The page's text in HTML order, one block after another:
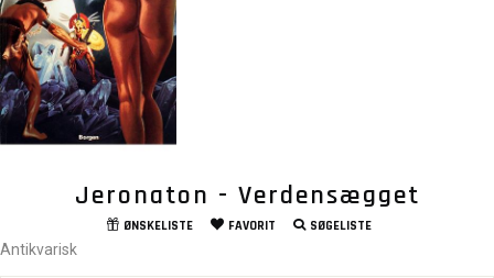
Jeronaton - Verdensægget
ØNSKELISTE FAVORIT SØGELISTE
Antikvarisk